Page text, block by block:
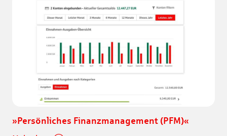
»Persönliches Finanzmanagement (PFM)«